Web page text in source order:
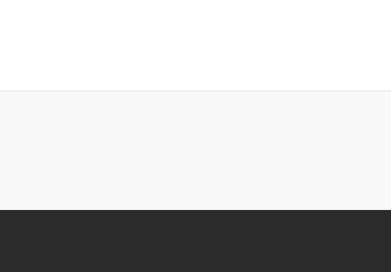
Купить в 1 клик Сравнение